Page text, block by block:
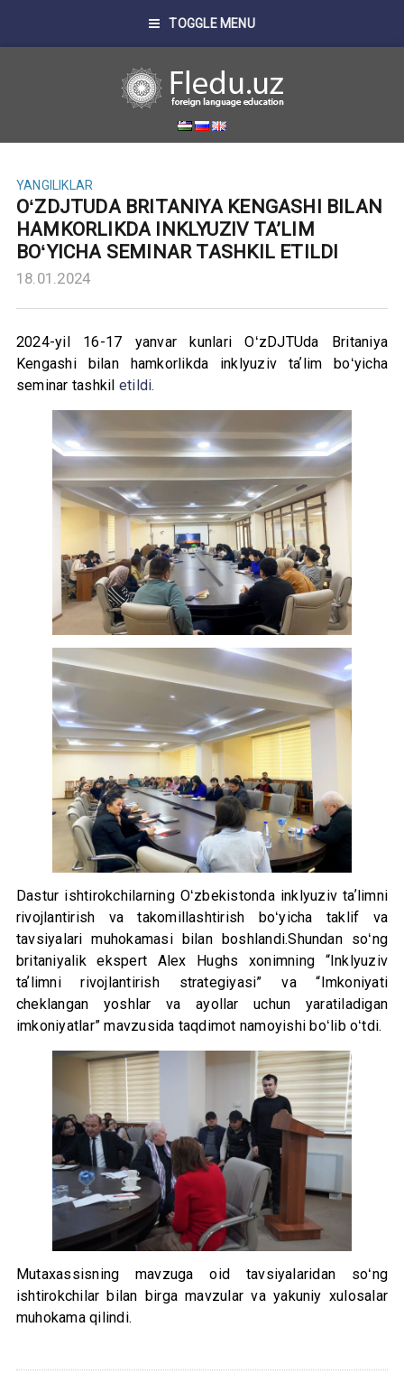
TOGGLE MENU
YANGILIKLAR
OʻZDJTUDA BRITANIYA KENGASHI BILAN
HAMKORLIKDA INKLYUZIV TAʼLIM
BOʻYICHA SEMINAR TASHKIL ETILDI
18.01.2024
2024-yil 16-17 yanvar kunlari OʻzDJTUda Britaniya
Kengashi bilan hamkorlikda inklyuziv taʼlim boʻyicha
seminar tashkil etildi.
Dastur ishtirokchilarning Oʻzbekistonda inklyuziv taʼlimni
rivojlantirish va takomillashtirish boʻyicha taklif va
tavsiyalari muhokamasi bilan boshlandi.Shundan soʻng
britaniyalik ekspert Alex Hughs xonimning “Inklyuziv
taʼlimni rivojlantirish strategiyasi” va “Imkoniyati
cheklangan yoshlar va ayollar uchun yaratiladigan
imkoniyatlar” mavzusida taqdimot namoyishi boʻlib oʻtdi.
Mutaxassisning mavzuga oid tavsiyalaridan soʻng
ishtirokchilar bilan birga mavzular va yakuniy xulosalar
muhokama qilindi.